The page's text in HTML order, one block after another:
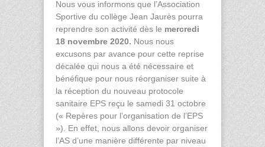
Nous vous informons que l’Association
Sportive du collège Jean Jaurès pourra
reprendre son activité dès le mercredi
18 novembre 2020. Nous nous
excusons par avance pour cette reprise
décalée qui nous a été nécessaire et
bénéfique pour nous réorganiser suite à
la réception du nouveau protocole
sanitaire EPS reçu le samedi 31 octobre
(« Repères pour l’organisation de l’EPS
»). En effet, nous allons devoir organiser
l’AS d’une manière différente par niveau